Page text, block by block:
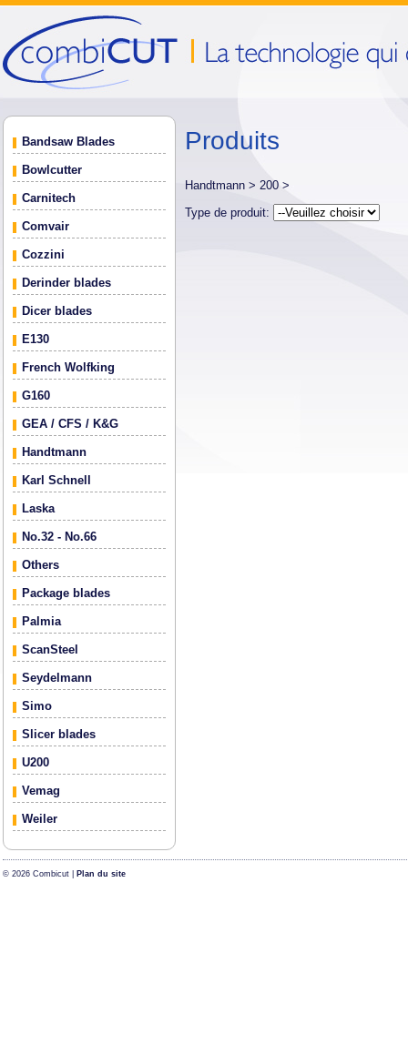
Bandsaw Blades
Bowlcutter
Carnitech
Comvair
Cozzini
Derinder blades
Dicer blades
E130
French Wolfking
G160
GEA / CFS / K&G
Handtmann
Karl Schnell
Laska
No.32 - No.66
Others
Package blades
Palmia
ScanSteel
Seydelmann
Simo
Slicer blades
U200
Vemag
Weiler
Produits
Handtmann > 200 >
Type de produit:
© 2026 Combicut | Plan du site